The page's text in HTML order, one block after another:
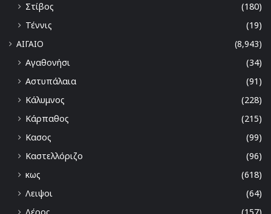
Στίβος
(180)
Τέννις
(19)
ΑΙΓΑΙΟ
(8,943)
Αγαθονήσι
(34)
Αστυπάλαια
(91)
Κάλυμνος
(228)
Κάρπαθος
(215)
Κασος
(99)
Καστελλόριζο
(96)
κως
(618)
Λειψοι
(64)